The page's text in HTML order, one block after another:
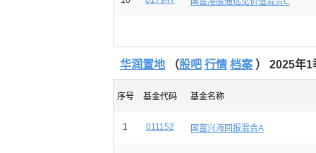
华润置地 （股吧 行情 档案 ） 2025年
序号 基金代码 基金名称
1 011152 国富兴海回报混合A